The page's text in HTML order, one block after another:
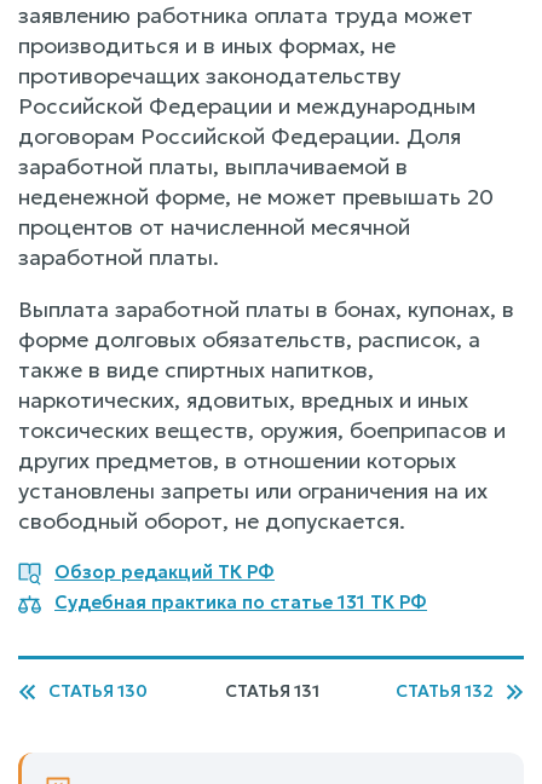
заявлению работника оплата труда может
производиться и в иных формах, не
противоречащих законодательству
Российской Федерации и международным
договорам Российской Федерации. Доля
заработной платы, выплачиваемой в
неденежной форме, не может превышать 20
процентов от начисленной месячной
заработной платы.
Выплата заработной платы в бонах, купонах, в
форме долговых обязательств, расписок, а
также в виде спиртных напитков,
наркотических, ядовитых, вредных и иных
токсических веществ, оружия, боеприпасов и
других предметов, в отношении которых
установлены запреты или ограничения на их
свободный оборот, не допускается.
Обзор редакций ТК РФ
Судебная практика по статье 131 ТК РФ
СТАТЬЯ 130 СТАТЬЯ 131 СТАТЬЯ 132